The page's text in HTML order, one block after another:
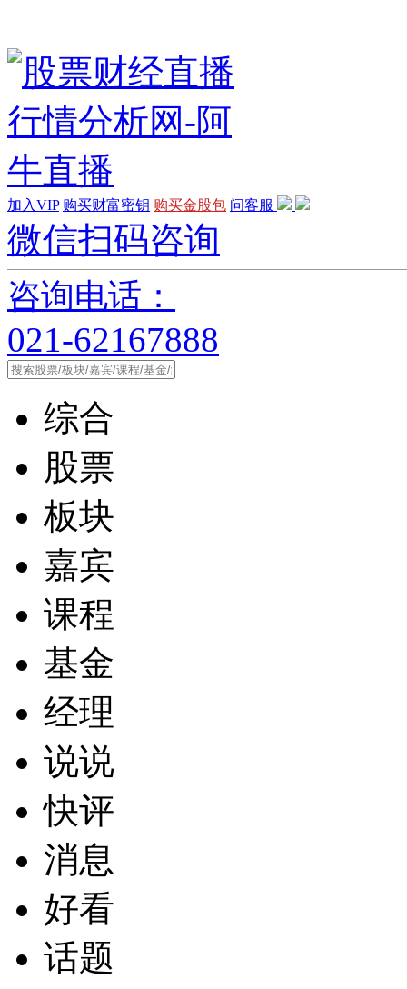
加入VIP 购买财富密钥 购买金股包 问客服
微信扫码咨询
咨询电话：
021-62167888
综合
股票
板块
嘉宾
课程
基金
经理
说说
快评
消息
好看
话题